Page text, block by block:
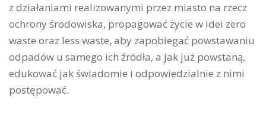
z działaniami realizowanymi przez miasto na rzecz
ochrony środowiska, propagować życie w idei zero
waste oraz less waste, aby zapobiegać powstawaniu
odpadów u samego ich źródła, a jak już powstaną,
edukować jak świadomie i odpowiedzialnie z nimi
postępować.